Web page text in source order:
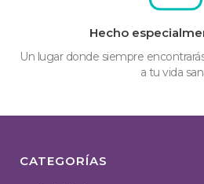
Hecho
Un lugar donde siempre
a tu vida
CATEGORÍAS